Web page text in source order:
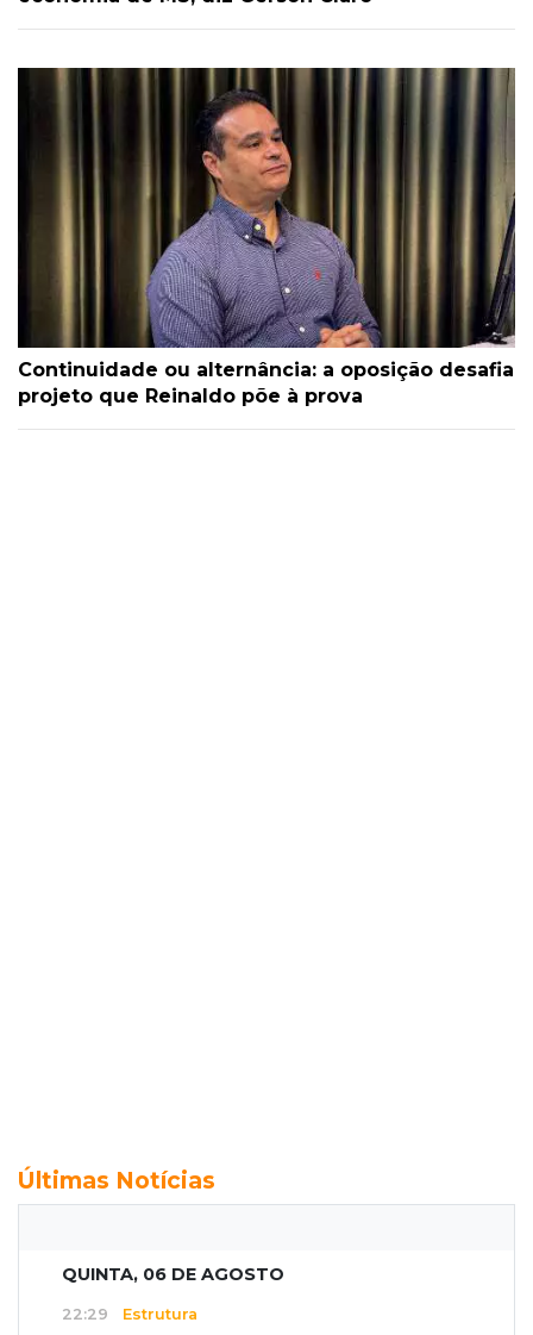
Continuidade ou alternância: a oposição desafia
projeto que Reinaldo põe à prova
Últimas Notícias
QUINTA, 06 DE AGOSTO
22:29 Estrutura